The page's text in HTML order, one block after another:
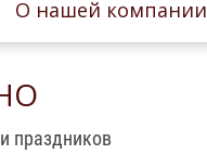
О нашей компании
праздников